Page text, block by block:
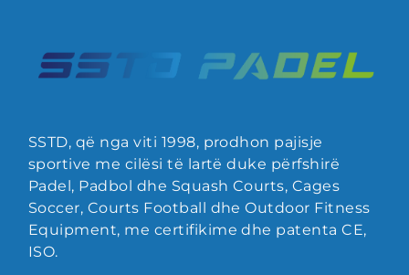
SSTD, që nga viti 1998, prodhon pajisje
sportive me cilësi të lartë duke përfshirë
Padel, Padbol dhe Squash Courts, Cages
Soccer, Courts Football dhe Outdoor Fitness
Equipment, me certifikime dhe patenta CE,
ISO.